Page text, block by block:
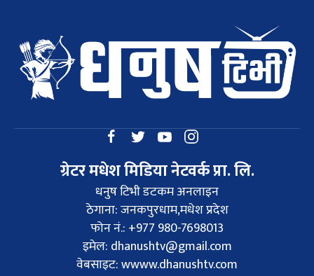
ग्रेटर मधेश मिडिया नेटवर्क प्रा. लि.
धनुष टिभी डटकम अनलाइन
ठेगाना: जनकपुरधाम,मधेश प्रदेश
फोन नं.: +977 980-7698013
इमेल: dhanushtv@gmail.com
वेबसाइट: wwww.dhanushtv.com